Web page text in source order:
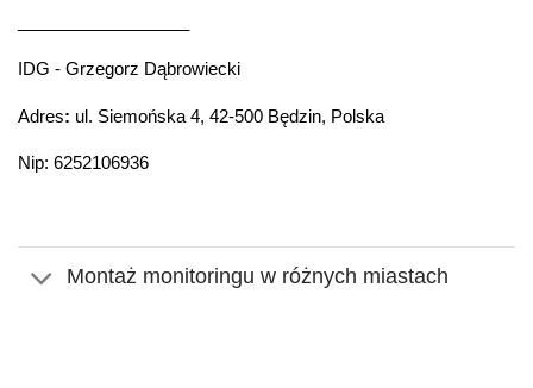
IDG - Grzegorz Dąbrowiecki
Adres: ul. Siemońska 4, 42-500 Będzin, Polska
Nip: 6252106936
Montaż monitoringu w różnych miastach